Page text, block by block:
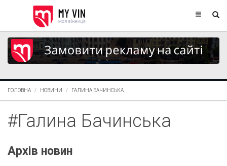
ГОЛОВНА НОВИНИ ГАЛИНА БАЧИНСЬКА
#Галина Бачинська
Архів новин